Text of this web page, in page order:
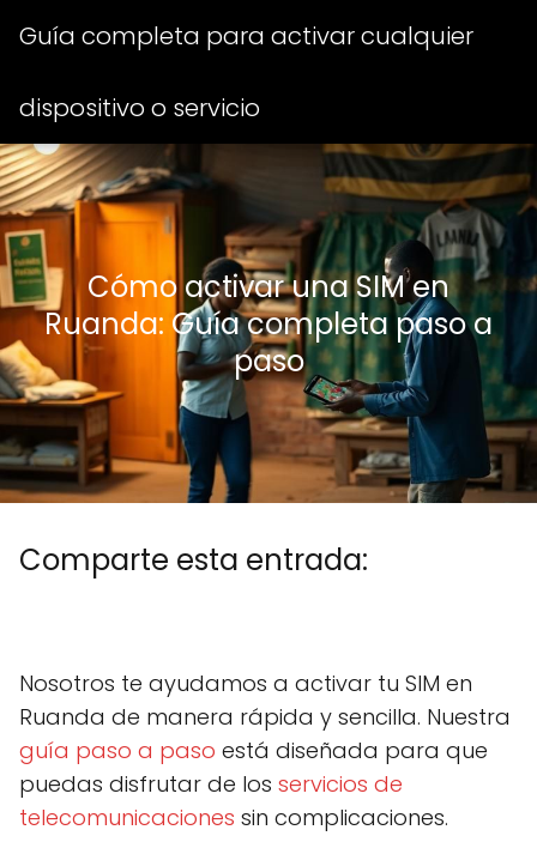
Guía completa para activar cualquier
dispositivo o servicio
Cómo activar una SIM en
Ruanda: Guía completa paso a
paso
Comparte esta entrada:
p
a
r
t
i
r
e
n
w
t
t
e
r
)
p
r
t
i
r
e
n
e
o
o
k
p
a
r
t
i
r
e
n
t
e
r
e
s
t
p
a
r
r
e
n
k
e
d
n
a
r
t
i
Nosotros te ayudamos a activar tu SIM en
Ruanda de manera rápida y sencilla. Nuestra
guía paso a paso está diseñada para que
puedas disfrutar de los servicios de
telecomunicaciones sin complicaciones.